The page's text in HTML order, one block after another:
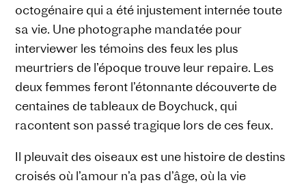
octogénaire qui a été injustement internée toute
sa vie. Une photographe mandatée pour
interviewer les témoins des feux les plus
meurtriers de l’époque trouve leur repaire. Les
deux femmes feront l’étonnante découverte de
centaines de tableaux de Boychuck, qui
racontent son passé tragique lors de ces feux.
Il pleuvait des oiseaux est une histoire de destins
croisés où l’amour n’a pas d’âge, où la vie